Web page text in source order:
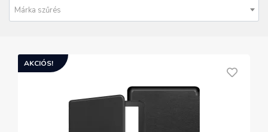
Márka szűrés
AKCIÓS!